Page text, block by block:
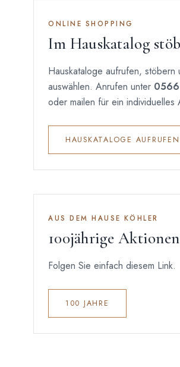
ONLINE SHOPPING
Im Hauskatalog
Hauskataloge aufrufen, stöbern
auswählen. Anrufen unter
oder mailen für ein individuelles
HAUSKATALOGE AUFRUFEN
AUS DEM HAUSE KÖHLER
100jährige Aktionen
Folgen Sie einfach diesem Link.
100 JAHRE